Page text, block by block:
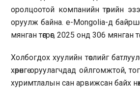
оролцоотой компанийн төрийн
оруулж байна. e-Mongolia-д
мянган төгрөг, 2025 онд 306 мянган
Холбогдох хуулийн төслийг
хөрөнгө оруулагчдад
хуримтлалын сан арвижсан байх